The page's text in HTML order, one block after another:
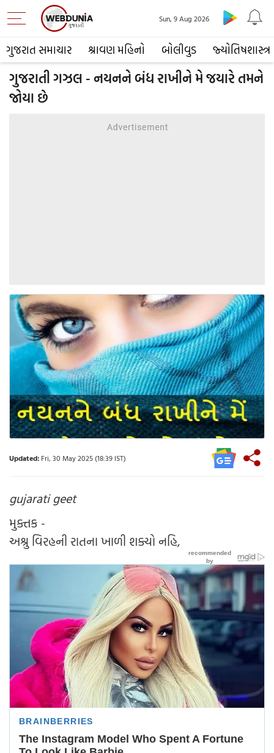
ગુજરાત સમાચાર શ્રાવણ મહિનો બોલીવુડ જ્યોતિષશાસ્ત્ર
Sun, 9 Aug 2026
ગુજરાતી ગઝલ - નયનને બંધ રાખીને મે જયારે તમને
જોયા છે
Updated: Fri, 30 May 2025 (18:39 IST)
gujarati geet
મુક્તક -
અશ્રુ વિરહની રાતના ખાળી શક્યો નહિ,